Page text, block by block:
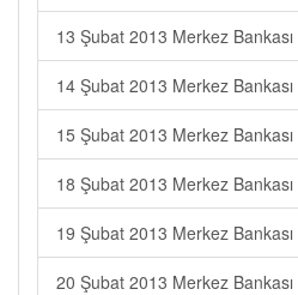
13 Şubat 2013 Merkez
14 Şubat 2013 Merkez
15 Şubat 2013 Merkez
18 Şubat 2013 Merkez
19 Şubat 2013 Merkez
20 Şubat 2013 Merkez